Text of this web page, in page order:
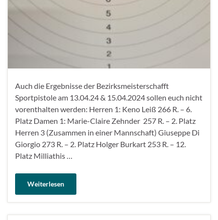
Auch die Ergebnisse der Bezirksmeisterschafft
Sportpistole am 13.04.24 & 15.04.2024 sollen euch nicht
vorenthalten werden: Herren 1: Keno Leiß 266 R. – 6.
Platz Damen 1: Marie-Claire Zehnder 257 R. – 2. Platz
Herren 3 (Zusammen in einer Mannschaft) Giuseppe Di
Giorgio 273 R. – 2. Platz Holger Burkart 253 R. – 12.
Platz Milliathis …
Weiterlesen